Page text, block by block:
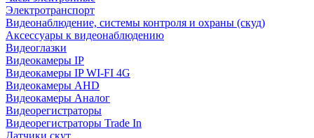
Электротранспорт
Видеонаблюдение, системы контроля и охраны (скуд)
Аксессуары к видеонаблюдению
Видеоглазки
Видеокамеры IP
Видеокамеры IP WI-FI 4G
Видеокамеры AHD
Видеокамеры Аналог
Видеорегистраторы
Видеорегистраторы Trade In
Датчики скут